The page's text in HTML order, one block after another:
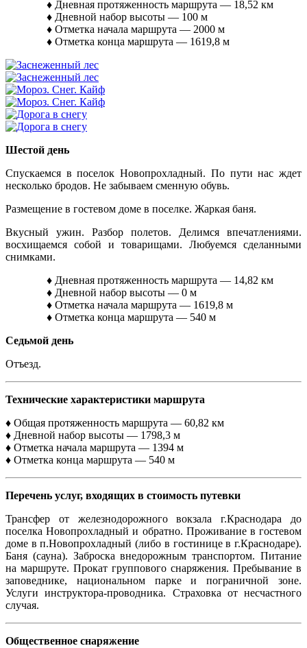
♦ Дневная протяженность маршрута — 18,52 км
♦ Дневной набор высоты — 100 м
♦ Отметка начала маршрута — 2000 м
♦ Отметка конца маршрута — 1619,8 м
Шестой день
Спускаемся в поселок Новопрохладный. По пути нас ждет
несколько бродов. Не забываем сменную обувь.
Размещение в гостевом доме в поселке. Жаркая баня.
Вкусный ужин. Разбор полетов. Делимся впечатлениями.
восхищаемся собой и товарищами. Любуемся сделанными
снимками.
♦ Дневная протяженность маршрута — 14,82 км
♦ Дневной набор высоты — 0 м
♦ Отметка начала маршрута — 1619,8 м
♦ Отметка конца маршрута — 540 м
Седьмой день
Отъезд.
Технические характеристики маршрута
♦ Общая протяженность маршрута — 60,82 км
♦ Дневной набор высоты — 1798,3 м
♦ Отметка начала маршрута — 1394 м
♦ Отметка конца маршрута — 540 м
Перечень услуг, входящих в стоимость путевки
Трансфер от железнодорожного вокзала г.Краснодара до
поселка Новопрохладный и обратно. Проживание в гостевом
доме в п.Новопрохладный (либо в гостинице в г.Краснодаре).
Баня (сауна). Заброска внедорожным транспортом. Питание
на маршруте. Прокат группового снаряжения. Пребывание в
заповеднике, национальном парке и пограничной зоне.
Услуги инструктора-проводника. Страховка от несчастного
случая.
Общественное снаряжение